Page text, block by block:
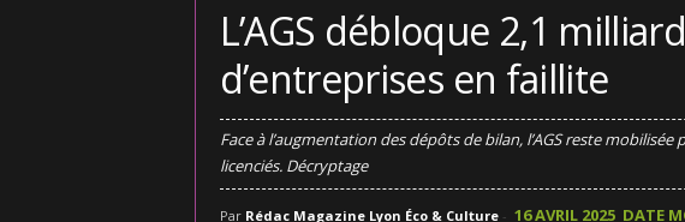
L’AGS débloque 2,1
d’entreprises en faillite
Face à l’augmentation des dépôts de bilan, l’AGS reste
licenciés. Décryptage
Par Rédac Magazine Lyon Éco & Culture- 16 AVRIL 2025 DATE